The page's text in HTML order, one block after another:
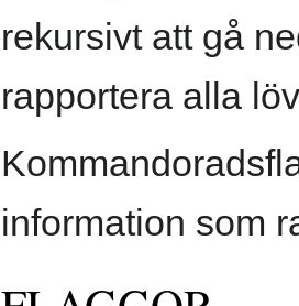
rekursivt att gå
rapportera alla
information som